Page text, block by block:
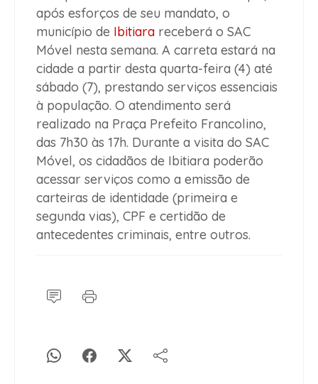
após esforços de seu mandato, o
município de Ibitiara receberá o SAC
Móvel nesta semana. A carreta estará na
cidade a partir desta quarta-feira (4) até
sábado (7), prestando serviços essenciais
à população. O atendimento será
realizado na Praça Prefeito Francolino,
das 7h30 às 17h. Durante a visita do SAC
Móvel, os cidadãos de Ibitiara poderão
acessar serviços como a emissão de
carteiras de identidade (primeira e
segunda vias), CPF e certidão de
antecedentes criminais, entre outros.